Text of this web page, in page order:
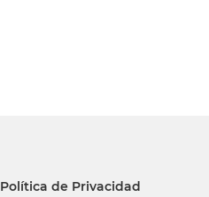
Política de Privacidad